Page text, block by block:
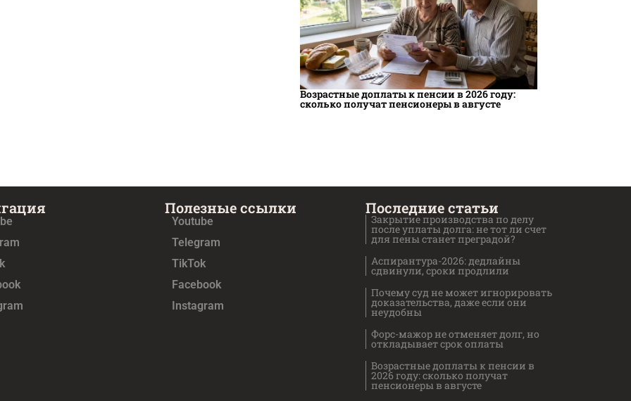
Возрастные доплаты к пенсии в 2026 году:
сколько получат пенсионеры в августе
Полезные ссылки
Youtube
Telegram
TikTok
Facebook
Instagram
Последние статьи
Закрытие производства по делу
после уплаты долга: не тот ли счет
для пены станет преградой?
Аспирантура-2026: дедлайны
сдвинули, сроки продлили
Почему суд не может игнорировать
доказательства, даже если они
неудобны
Форс-мажор не отменяет долг, но
откладывает срок оплаты
Возрастные доплаты к пенсии в
2026 году: сколько получат
пенсионеры в августе